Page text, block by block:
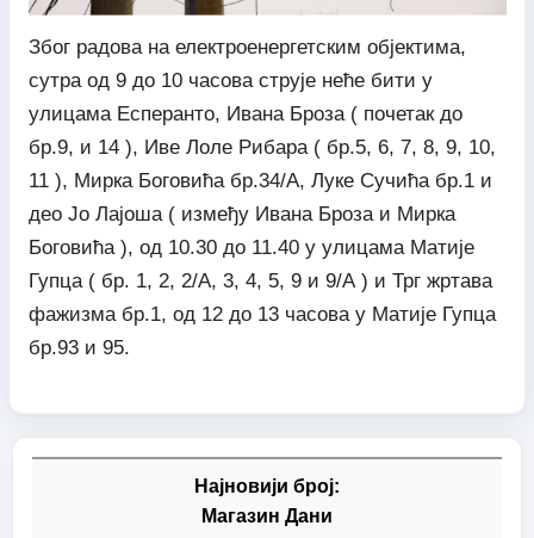
Због радова на електроенергетским објектима,
сутра од 9 до 10 часова струје неће бити у
улицама Есперанто, Ивана Броза ( почетак до
бр.9, и 14 ), Иве Лоле Рибара ( бр.5, 6, 7, 8, 9, 10,
11 ), Мирка Боговића бр.34/А, Луке Сучића бр.1 и
део Јо Лајоша ( између Ивана Броза и Мирка
Боговића ), од 10.30 до 11.40 у улицама Матије
Гупца ( бр. 1, 2, 2/А, 3, 4, 5, 9 и 9/А ) и Трг жртава
фажизма бр.1, од 12 до 13 часова у Матије Гупца
бр.93 и 95.
Најновији број:
Магазин Дани